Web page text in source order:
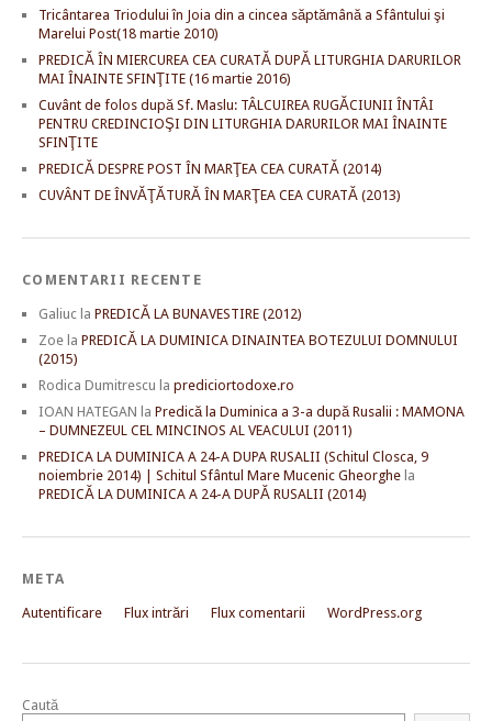
Tricântarea Triodului în Joia din a cincea săptămână a Sfântului şi
Marelui Post(18 martie 2010)
PREDICĂ ÎN MIERCUREA CEA CURATĂ DUPĂ LITURGHIA DARURILOR
MAI ÎNAINTE SFINŢITE (16 martie 2016)
Cuvânt de folos după Sf. Maslu: TÂLCUIREA RUGĂCIUNII ÎNTÂI
PENTRU CREDINCIOŞI DIN LITURGHIA DARURILOR MAI ÎNAINTE
SFINŢITE
PREDICĂ DESPRE POST ÎN MARŢEA CEA CURATĂ (2014)
CUVÂNT DE ÎNVĂŢĂTURĂ ÎN MARŢEA CEA CURATĂ (2013)
COMENTARII RECENTE
Galiuc la PREDICĂ LA BUNAVESTIRE (2012)
Zoe la PREDICĂ LA DUMINICA DINAINTEA BOTEZULUI DOMNULUI
(2015)
Rodica Dumitrescu la prediciortodoxe.ro
IOAN HATEGAN la Predică la Duminica a 3-a după Rusalii : MAMONA
– DUMNEZEUL CEL MINCINOS AL VEACULUI (2011)
PREDICA LA DUMINICA A 24-A DUPA RUSALII (Schitul Closca, 9
noiembrie 2014) | Schitul Sfântul Mare Mucenic Gheorghe la
PREDICĂ LA DUMINICA A 24-A DUPĂ RUSALII (2014)
META
Autentificare Flux intrări Flux comentarii WordPress.org
Caută